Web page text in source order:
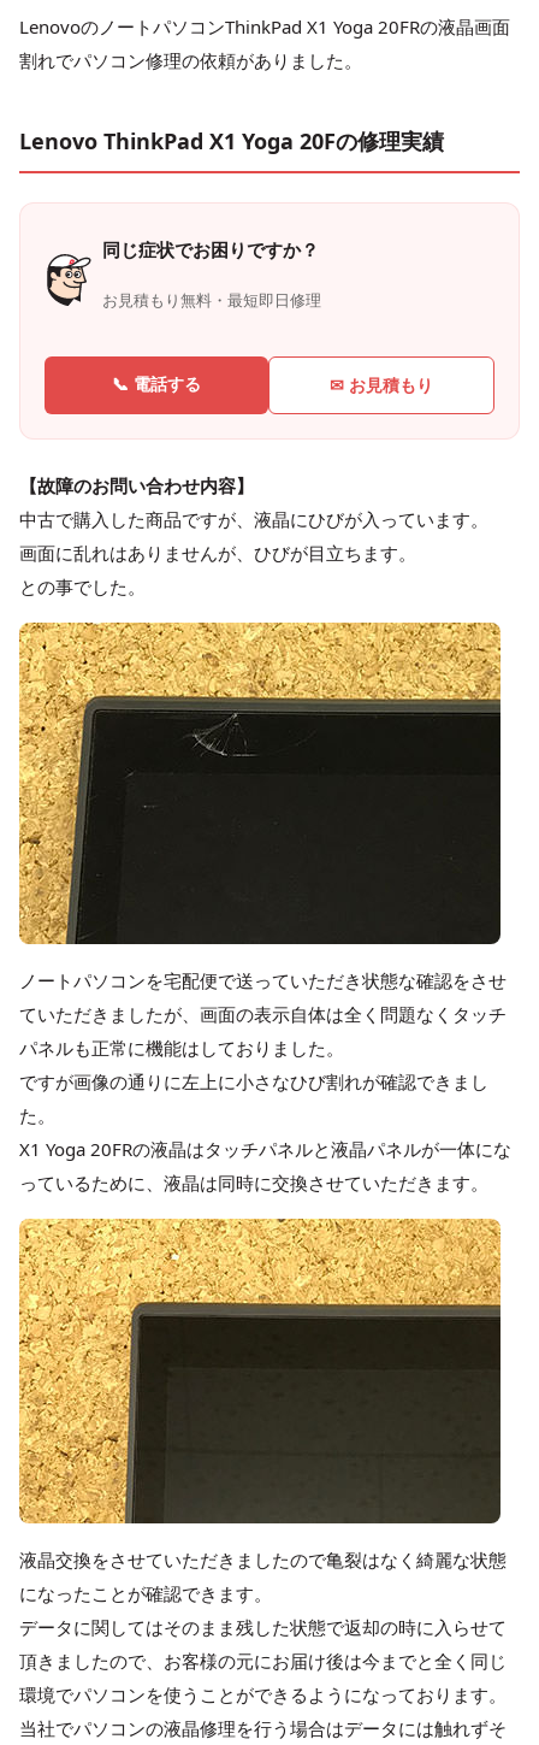
LenovoのノートパソコンThinkPad X1 Yoga 20FRの液晶画面
割れでパソコン修理の依頼がありました。
Lenovo ThinkPad X1 Yoga 20Fの修理実績
同じ症状でお困りですか？
お見積もり無料・最短即日修理
📞 電話する ✉ お見積もり
【故障のお問い合わせ内容】
中古で購入した商品ですが、液晶にひびが入っています。
画面に乱れはありませんが、ひびが目立ちます。
との事でした。
ノートパソコンを宅配便で送っていただき状態な確認をさせ
ていただきましたが、画面の表示自体は全く問題なくタッチ
パネルも正常に機能はしておりました。
ですが画像の通りに左上に小さなひび割れが確認できまし
た。
X1 Yoga 20FRの液晶はタッチパネルと液晶パネルが一体にな
っているために、液晶は同時に交換させていただきます。
液晶交換をさせていただきましたので亀裂はなく綺麗な状態
になったことが確認できます。
データに関してはそのまま残した状態で返却の時に入らせて
頂きましたので、お客様の元にお届け後は今までと全く同じ
環境でパソコンを使うことができるようになっております。
当社でパソコンの液晶修理を行う場合はデータには触れずそ